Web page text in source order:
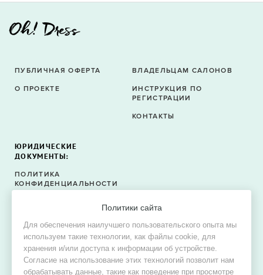
Политики сайта
Для обеспечения наилучшего пользовательского опыта мы
используем такие технологии, как файлы cookie, для
хранения и/или доступа к информации об устройстве.
Согласие на использование этих технологий позволит нам
обрабатывать данные, такие как поведение при просмотре
ПУБЛИЧНАЯ ОФЕРТА
О ПРОЕКТЕ
ВЛАДЕЛЬЦАМ САЛОНОВ
ИНСТРУКЦИЯ ПО
РЕГИСТРАЦИИ
КОНТАКТЫ
ЮРИДИЧЕСКИЕ
ДОКУМЕНТЫ:
ПОЛИТИКА
КОНФИДЕНЦИАЛЬНОСТИ
СОГЛАСИЕ НА ОБРАБОТКУ
ПЕРСОНАЛЬНЫХ ДАННЫХ